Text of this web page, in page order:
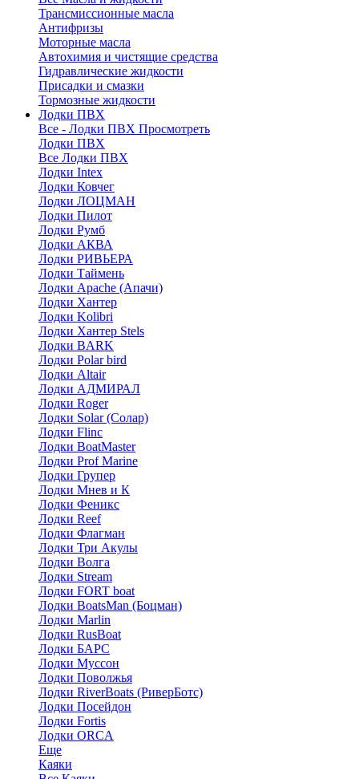
Трансмиссионные масла
Антифризы
Моторные масла
Автохимия и чистящие средства
Гидравлические жидкости
Присадки и смазки
Тормозные жидкости
Лодки ПВХ
Все - Лодки ПВХ Просмотреть
Лодки ПВХ
Все Лодки ПВХ
Лодки Intex
Лодки Ковчег
Лодки ЛОЦМАН
Лодки Пилот
Лодки Румб
Лодки АКВА
Лодки РИВЬЕРА
Лодки Таймень
Лодки Apache (Апачи)
Лодки Хантер
Лодки Kolibri
Лодки Хантер Stels
Лодки BARK
Лодки Polar bird
Лодки Altair
Лодки АДМИРАЛ
Лодки Roger
Лодки Solar (Солар)
Лодки Flinc
Лодки BoatMaster
Лодки Prof Marine
Лодки Групер
Лодки Мнев и К
Лодки Феникс
Лодки Reef
Лодки Флагман
Лодки Три Акулы
Лодки Волга
Лодки Stream
Лодки FORT boat
Лодки BoatsMan (Боцман)
Лодки Marlin
Лодки RusBoat
Лодки БАРС
Лодки Муссон
Лодки Поволжья
Лодки RiverBoats (РиверБотс)
Лодки Посейдон
Лодки Fortis
Лодки ORCA
Еще
Каяки